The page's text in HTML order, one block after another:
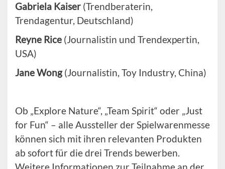
Gabriela Kaiser (Trendberaterin,
Trendagentur, Deutschland)
Reyne Rice (Journalistin und Trendexpertin,
USA)
Jane Wong(Journalistin, Toy Industry, China)
Ob „Explore Nature“, „Team Spirit“ oder „Just
for Fun“ – alle Aussteller der Spielwarenmesse
können sich mit ihren relevanten Produkten
ab sofort für die drei Trends bewerben.